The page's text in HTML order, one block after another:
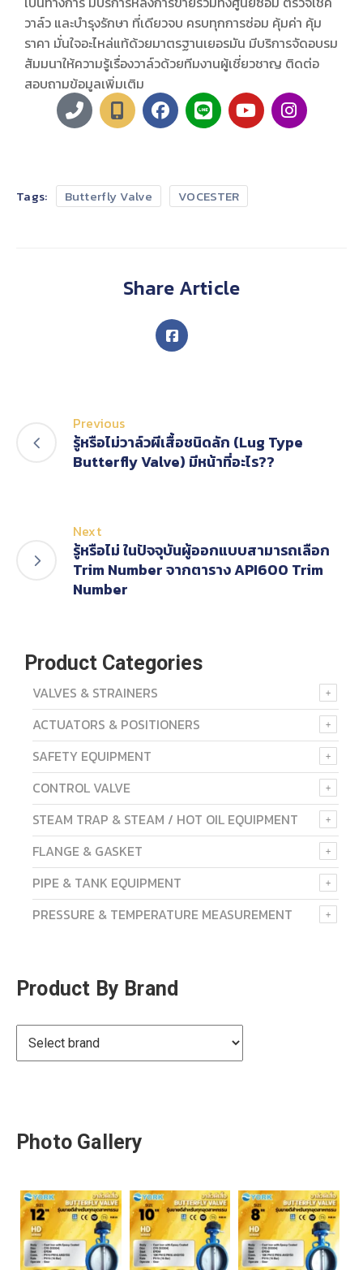
วาล์ว และบำรุงรักษา ที่เดียวจบ ครบทุกการซ่อม คุ้มค่า คุ้ม
ราคา มั่นใจอะไหล่แท้ด้วยมาตรฐานเยอรมัน มีบริการจัดอบรม
สัมมนาให้ความรู้เรื่องวาล์วด้วยทีมงานผู้เชี่ยวชาญ ติดต่อ
สอบถามข้อมูลเพิ่มเติม
Tags: Butterfly Valve VOCESTER
Share Article
Previous
รู้หรือไม่วาล์วผีเสื้อชนิดลัก (Lug Type
Butterfly Valve) มีหน้าที่อะไร??
Next
รู้หรือไม่ ในปัจจุบันผู้ออกแบบสามารถเลือก
Trim Number จากตาราง API600 Trim
Number
Product Categories
VALVES & STRAINERS
ACTUATORS & POSITIONERS
SAFETY EQUIPMENT
CONTROL VALVE
STEAM TRAP & STEAM / HOT OIL EQUIPMENT
FLANGE & GASKET
PIPE & TANK EQUIPMENT
PRESSURE & TEMPERATURE MEASUREMENT
Product By Brand
Photo Gallery